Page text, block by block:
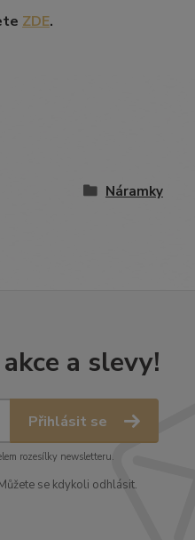
ZDE.
Náramky
a slevy!
Přihlásit se
rozesílky newsletteru.
se kdykoli odhlásit.